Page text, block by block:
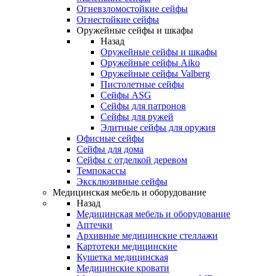
Огневзломостойкие сейфы
Огнестойкие сейфы
Оружейные сейфы и шкафы
Назад
Оружейные сейфы и шкафы
Оружейные сейфы Aiko
Оружейные сейфы Valberg
Пистолетные сейфы
Сейфы ASG
Сейфы для патронов
Сейфы для ружей
Элитные сейфы для оружия
Офисные сейфы
Сейфы для дома
Сейфы с отделкой деревом
Темпокассы
Эксклюзивные сейфы
Медицинская мебель и оборудование
Назад
Медицинская мебель и оборудование
Аптечки
Архивные медицинские стеллажи
Картотеки медицинские
Кушетка медицинская
Медицинские кровати